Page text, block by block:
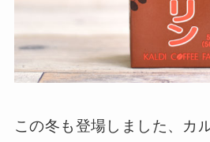
この冬も登場しました、カ